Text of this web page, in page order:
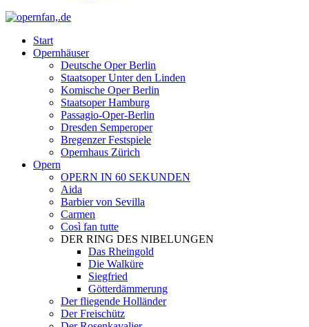
Start
Opernhäuser
Deutsche Oper Berlin
Staatsoper Unter den Linden
Komische Oper Berlin
Staatsoper Hamburg
Passagio-Oper-Berlin
Dresden Semperoper
Bregenzer Festspiele
Opernhaus Zürich
Opern
OPERN IN 60 SEKUNDEN
Aida
Barbier von Sevilla
Carmen
Così fan tutte
DER RING DES NIBELUNGEN
Das Rheingold
Die Walküre
Siegfried
Götterdämmerung
Der fliegende Holländer
Der Freischütz